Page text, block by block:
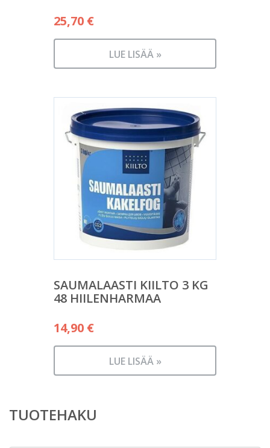
25,70 €
LUE LISÄÄ »
SAUMALAASTI KIILTO 3 KG
48 HIILENHARMAA
14,90 €
LUE LISÄÄ »
TUOTEHAKU